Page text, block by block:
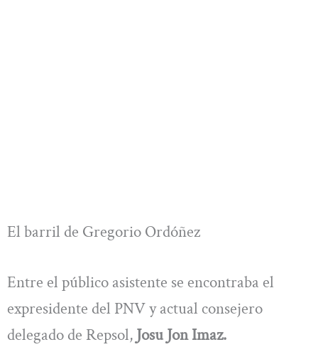
El barril de Gregorio Ordóñez
Entre el público asistente se encontraba el
expresidente del PNV y actual consejero
delegado de Repsol, Josu Jon Imaz.